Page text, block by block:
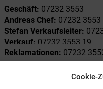
Cookie-
Geschäft: 07232 3553
Andreas Chef: 07232 3553
Stefan Verkaufsleiter:
Verkauf: 07232 3553 19
Reklamationen: 07232